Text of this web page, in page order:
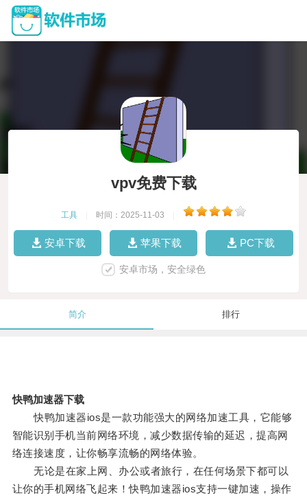
vpv免费下载
工具 时间：2025-11-03
安卓下载 苹果下载 PC下载
安卓市场，安全绿色
简介 排行
快鸭加速器下载
快鸭加速器ios是一款功能强大的网络加速工具，它能够
智能识别手机当前网络环境，减少数据传输的延迟，提高网
络连接速度，让你畅享流畅的网络体验。
无论是在家上网、办公或者旅行，在任何场景下都可以
让你的手机网络飞起来！快鸭加速器ios支持一键加速，操作